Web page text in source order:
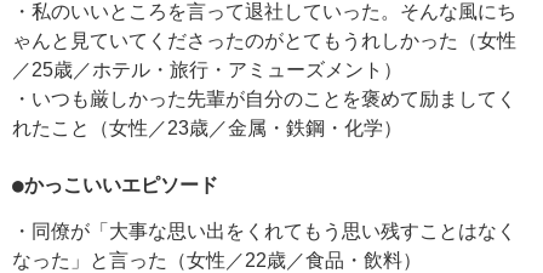
・私のいいところを言って退社していった。そんな風にち
ゃんと見ていてくださったのがとてもうれしかった（女性
／25歳／ホテル・旅行・アミューズメント）
・いつも厳しかった先輩が自分のことを褒めて励ましてく
れたこと（女性／23歳／金属・鉄鋼・化学）
●かっこいいエピソード
・同僚が「大事な思い出をくれてもう思い残すことはなく
なった」と言った（女性／22歳／食品・飲料）